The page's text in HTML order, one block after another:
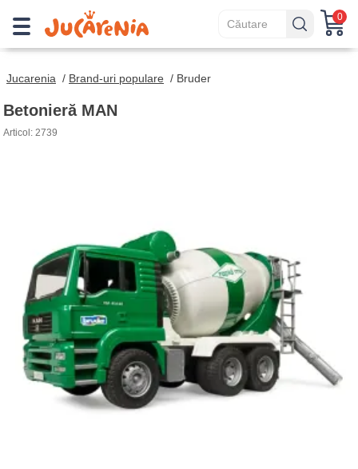
0
Jucarenia / Brand-uri populare / Bruder
Betonieră MAN
Articol: 2739